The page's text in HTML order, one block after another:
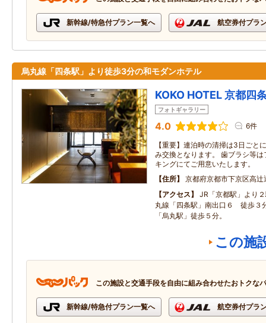
新幹線/特急付プラン一覧へ 航空券付プラ
烏丸線「四条駅」より徒歩3分の和モダンホテル
KOKO HOTEL 京都四
フォトギャラリー
4.0 6件
【重要】連泊時の清掃は3日ごと
み交換となります。 歯ブラシ等
キングにてご用意いたします。
住所
京都府京都市下京区高
アクセス
JR「京都駅」より
丸線「四条駅」南出口６ 徒歩３
「烏丸駅」徒歩５分。
この施
この施設と交通手段を自由に組み合わせたおトクな
新幹線/特急付プラン一覧へ 航空券付プラ